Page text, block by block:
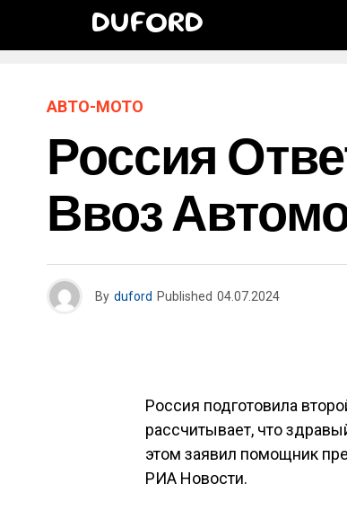
DUFORD
АВТО-МОТО
Россия
Ввоз
By duford Published 04.07.2024
Россия подготовила
рассчитывает, что
этом заявил помощник
РИА Новости.